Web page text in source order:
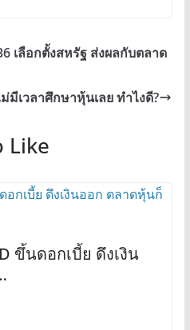
เลือกตั้งสหรัฐ ส่งผลกับตลาด
ม่มีเวลาศึกษาหุ้นเลย ทำไงดี?
Like
ขึ้นดอกเบี้ย ดึงเงิน